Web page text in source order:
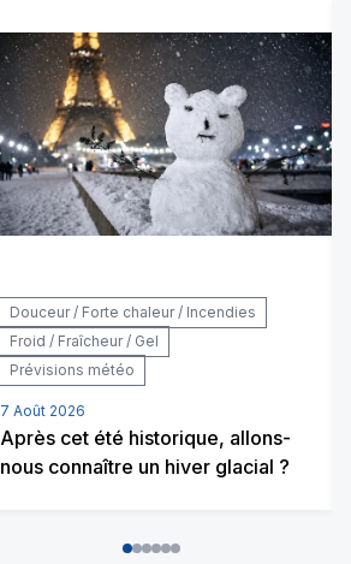
Douceur / Forte chaleur / Incendies
Froid / Fraîcheur / Gel
Prévisions météo
7 Août 2026
Après cet été historique, allons-
nous connaître un hiver glacial ?